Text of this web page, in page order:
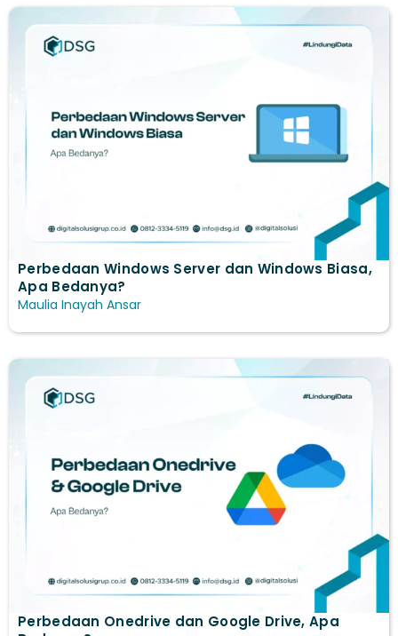
Perbedaan Windows Server dan Windows Biasa​,
Apa Bedanya?
Maulia Inayah Ansar
Perbedaan Onedrive dan Google Drive​, Apa